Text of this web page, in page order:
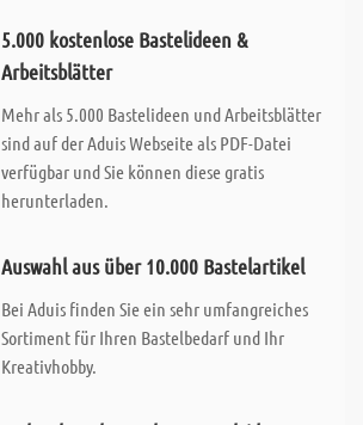
5.000 kostenlose Bastelideen &
Arbeitsblätter
Mehr als 5.000 Bastelideen und Arbeitsblätter
sind auf der Aduis Webseite als PDF-Datei
verfügbar und Sie können diese gratis
herunterladen.
Auswahl aus über 10.000 Bastelartikel
Bei Aduis finden Sie ein sehr umfangreiches
Sortiment für Ihren Bastelbedarf und Ihr
Kreativhobby.